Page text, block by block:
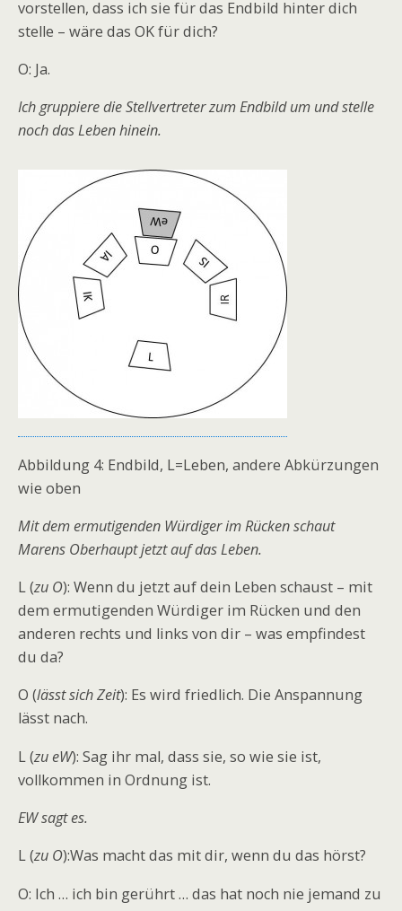
vorstellen, dass ich sie für das Endbild hinter dich
stelle – wäre das OK für dich?
O: Ja.
Ich gruppiere die Stellvertreter zum Endbild um und stelle
noch das Leben hinein.
Abbildung 4: Endbild, L=Leben, andere Abkürzungen
wie oben
Mit dem ermutigenden Würdiger im Rücken schaut
Marens Oberhaupt jetzt auf das Leben.
L (zu O): Wenn du jetzt auf dein Leben schaust – mit
dem ermutigenden Würdiger im Rücken und den
anderen rechts und links von dir – was empfindest
du da?
O (lässt sich Zeit): Es wird friedlich. Die Anspannung
lässt nach.
L (zu eW): Sag ihr mal, dass sie, so wie sie ist,
vollkommen in Ordnung ist.
EW sagt es.
L (zu O):Was macht das mit dir, wenn du das hörst?
O: Ich … ich bin gerührt … das hat noch nie jemand zu